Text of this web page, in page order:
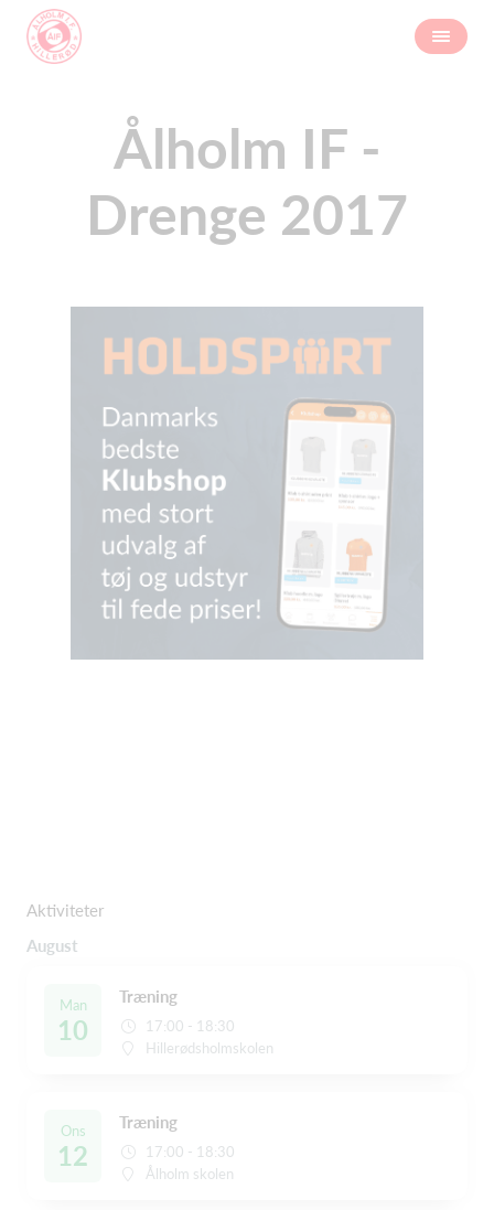
Ålholm IF -
Drenge 2017
Aktiviteter
August
Man
10
Træning
17:00 - 18:30
Hillerødsholmskolen
Ons
12
Træning
17:00 - 18:30
Ålholm skolen